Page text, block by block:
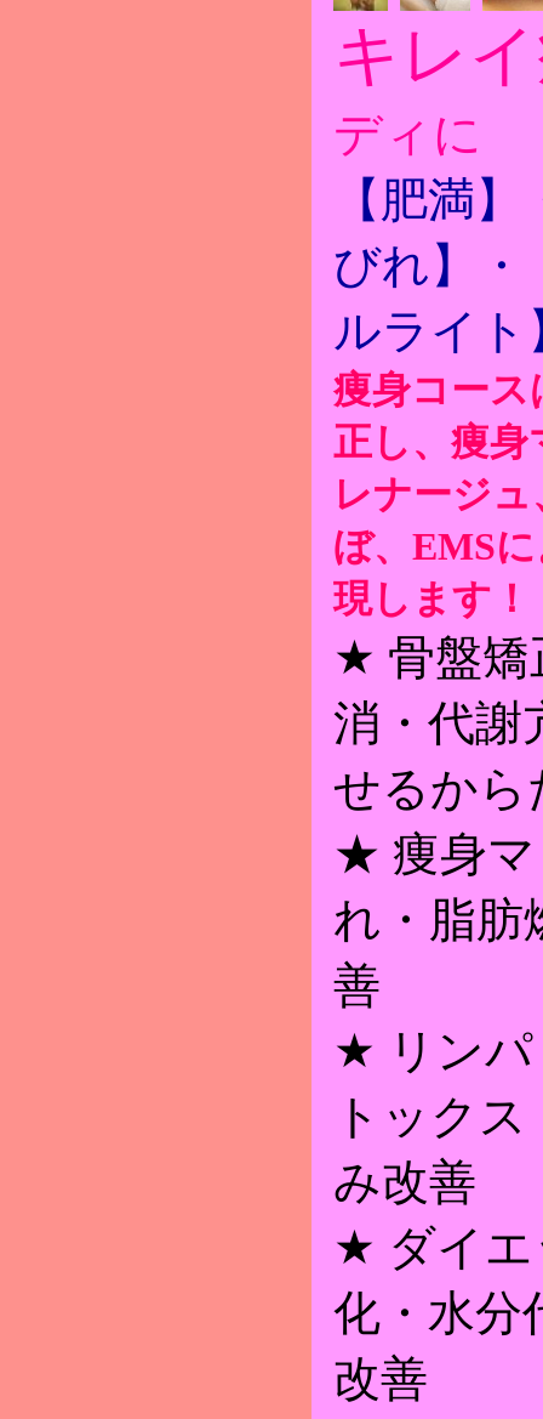
キレ
ディに
【肥満
びれ】・
ルライト
痩身コース
正し、痩
レナージ
ぼ、EMS
現します！
★ 骨盤矯
消・代謝
せるから
★ 痩身マ
れ・脂肪
善
★ リンパ
トック
み改善
★ ダイエ
化・水分
改善